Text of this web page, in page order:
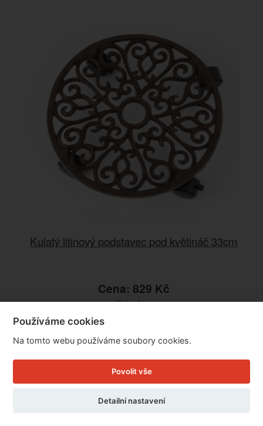
Kulatý litinový podstavec pod květináč 33cm
Cena: 829 Kč
Skladem
Doručíme do: 10.8.
Detail
Používáme cookies
Na tomto webu používáme soubory cookies.
Povolit vše
Detailní nastavení